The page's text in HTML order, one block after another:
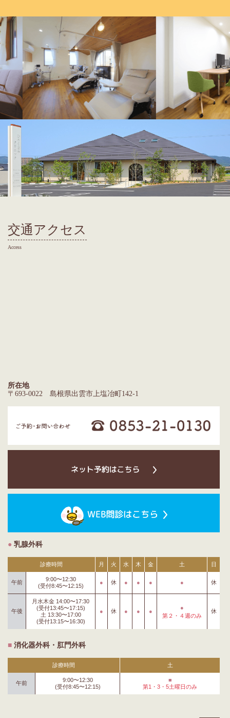
交通アクセス
Access
所在地
〒693-0022 島根県出雲市上塩冶町142-1
● 乳腺外科
診療時間 月 火 水 木 金 土 日
午前
9:00〜12:30
(受付8:45〜12:15)
● 休 ● ● ● ● 休
午後
月水木金 14:00〜17:30
(受付13:45〜17:15)
土 13:30〜17:00
(受付13:15〜16:30)
● 休 ● ● ●
●
第２・４週のみ
休
■ 消化器外科・肛門外科
診療時間 土
午前
9:00〜12:30
(受付8:45〜12:15)
■
第1・3・5土曜日のみ